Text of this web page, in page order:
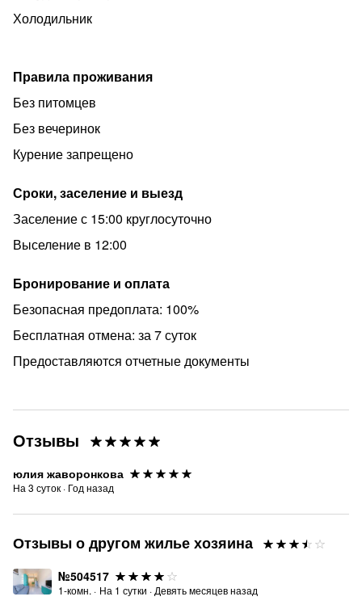
Холодильник
Правила проживания
Без питомцев
Без вечеринок
Курение запрещено
Сроки, заселение и выезд
Заселение с 15:00 круглосуточно
Выселение в 12:00
Бронирование и оплата
Безопасная предоплата: 100%
Бесплатная отмена: за 7 суток
Предоставляются отчетные документы
Отзывы
юлия жаворонкова
На 3 суток · Год назад
Отзывы о другом жилье хозяина
№504517
1-комн. · На 1 сутки · Девять месяцев назад